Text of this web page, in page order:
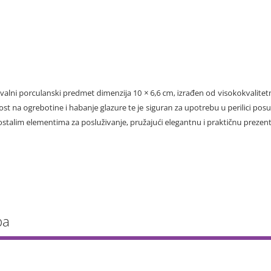
porculanski predmet dimenzija 10 × 6,6 cm, izrađen od
na ogrebotine i habanje glazure te je siguran za upotrebu u perilici
elementima za posluživanje, pružajući elegantnu i praktičnu